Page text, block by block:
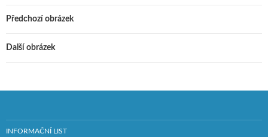
Předchozí obrázek
Další obrázek
INFORMAČNÍ LIST